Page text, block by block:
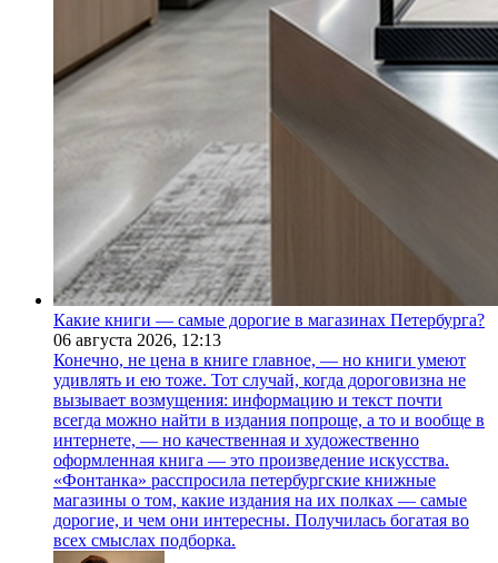
Какие книги — самые дорогие в магазинах Петербурга?
06 августа 2026, 12:13
Конечно, не цена в книге главное, — но книги умеют
удивлять и ею тоже. Тот случай, когда дороговизна не
вызывает возмущения: информацию и текст почти
всегда можно найти в издания попроще, а то и вообще в
интернете, — но качественная и художественно
оформленная книга — это произведение искусства.
«Фонтанка» расспросила петербургские книжные
магазины о том, какие издания на их полках — самые
дорогие, и чем они интересны. Получилась богатая во
всех смыслах подборка.